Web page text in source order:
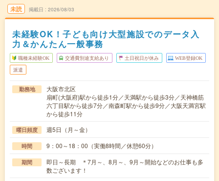
未読 掲載日 2026/08/03
未経験OK！子ども向け大型施設でのデータ入
力＆かんたん一般事務
職種未経験OK 交通費別途支給あり 土日祝日が休み WEB登録OK
派遣
勤務地
大阪市北区
扇町(大阪府)駅から徒歩1分／天満駅から徒歩3分／天神橋筋
六丁目駅から徒歩7分／南森町駅から徒歩9分／大阪天満宮駅
から徒歩11分
曜日頻度 週5日（月～金）
時間 9：00～18：00（実働8時間／休憩60分）
期間
即日～長期 ＊7月～、8月～、9月～開始などのお仕事も多
数ございます！